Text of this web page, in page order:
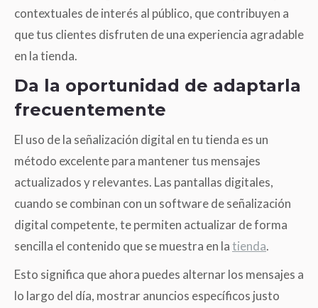
contextuales de interés al público, que contribuyen a
que tus clientes disfruten de una experiencia agradable
en la tienda.
Da la oportunidad de adaptarla
frecuentemente
El uso de la señalización digital en tu tienda es un
método excelente para mantener tus mensajes
actualizados y relevantes. Las pantallas digitales,
cuando se combinan con un software de señalización
digital competente, te permiten actualizar de forma
sencilla el contenido que se muestra en latienda.
Esto significa que ahora puedes alternar los mensajes a
lo largo del día, mostrar anuncios específicos justo